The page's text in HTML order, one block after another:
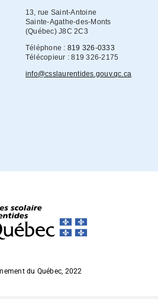
13, rue Saint-Antoine
Sainte-Agathe-des-Monts
(Québec) J8C 2C3
Téléphone : 819 326-0333
Télécopieur : 819 326-2175
info@csslaurentides.gouv.qc.ca
du Québec, 2022